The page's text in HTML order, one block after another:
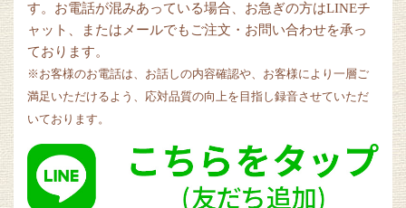
す。お電話が混みあっている場合、お急ぎの方はLINEチ
ャット、またはメールでもご注文・お問い合わせを承っ
ております。
※お客様のお電話は、お話しの内容確認や、お客様により一層ご
満足いただけるよう、応対品質の向上を目指し録音させていただ
いております。